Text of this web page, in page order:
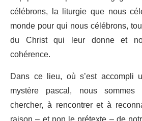
célébrons, la liturgie que nous
monde pour qui nous célébrons,
du Christ qui leur donne et
cohérence.
Dans ce lieu, où s’est accompli
mystère pascal, nous
chercher, à rencontrer et à